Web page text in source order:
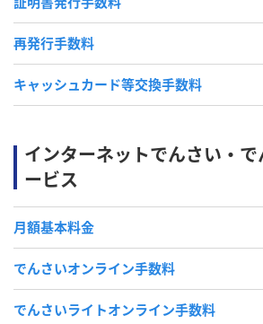
再発行手数料
キャッシュカード等交換手数料
インターネットでんさい・
ービス
月額基本料金
でんさいオンライン手数料
でんさいライトオンライン手数料